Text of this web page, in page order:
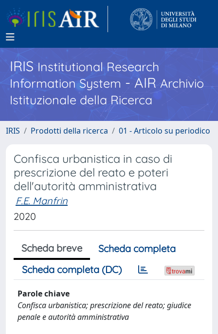
IRISInstitutional Research
Information System - AIR Archivio
Istituzionale della Ricerca
IRIS Prodotti della ricerca 01 - Articolo su periodico
Confisca urbanistica in caso di
prescrizione del reato e poteri
dell'autorità amministrativa
F.E. Manfrin
2020
Scheda breve
Scheda completa
Scheda completa (DC)
Parole chiave
Confisca urbanistica; prescrizione del reato; giudice
penale e autorità amministrativa